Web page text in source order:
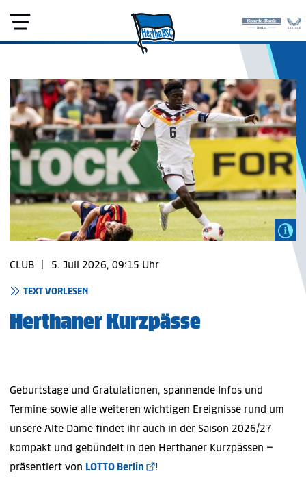
CLUB 5. Juli 2026, 09:15 Uhr
TEXT VORLESEN
Herthaner Kurzpässe
Geburtstage und Gratulationen, spannende Infos und
Termine sowie alle weiteren wichtigen Ereignisse rund um
unsere Alte Dame findet ihr auch in der Saison 2026/27
kompakt und gebündelt in den Herthaner Kurzpässen –
präsentiert von LOTTO Berlin !